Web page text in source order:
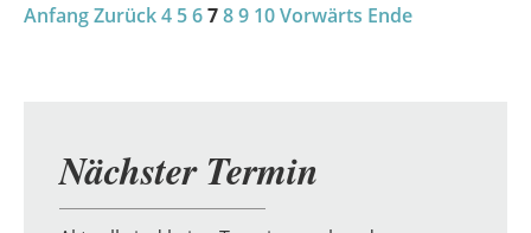
2025
AnfangZurück4 56789 10Vorwärts Ende
Nächster Termin